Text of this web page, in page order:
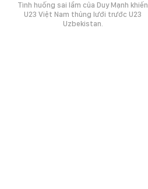
Tình huống sai lầm của Duy Mạnh khiến
U23 Việt Nam thủng lưới trước U23
Uzbekistan.